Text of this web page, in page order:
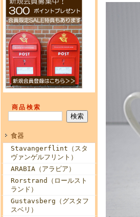
商品検索
食器
Stavangerflint（スタ
ヴァンゲルフリント）
ARABIA（アラビア）
Rorstrand（ロールスト
ランド）
Gustavsberg（グスタフ
スベリ）